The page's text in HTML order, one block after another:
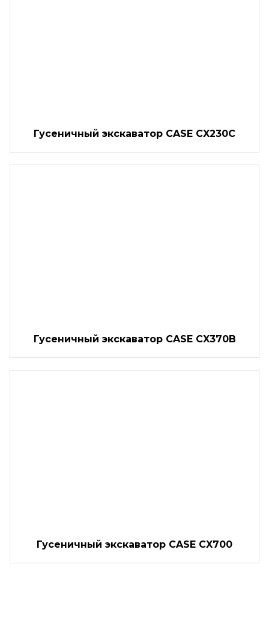
Гусеничный экскаватор CASE CX230C
Гусеничный экскаватор CASE CX370B
Гусеничный экскаватор CASE CX700